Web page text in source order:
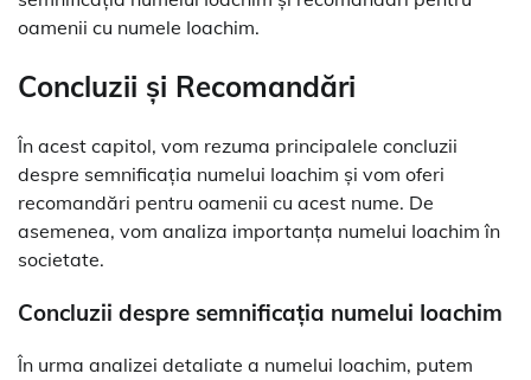
oamenii cu numele Ioachim.
Concluzii și Recomandări
În acest capitol, vom rezuma principalele concluzii
despre semnificația numelui Ioachim și vom oferi
recomandări pentru oamenii cu acest nume. De
asemenea, vom analiza importanța numelui Ioachim în
societate.
Concluzii despre semnificația numelui Ioachim
În urma analizei detaliate a numelui Ioachim, putem